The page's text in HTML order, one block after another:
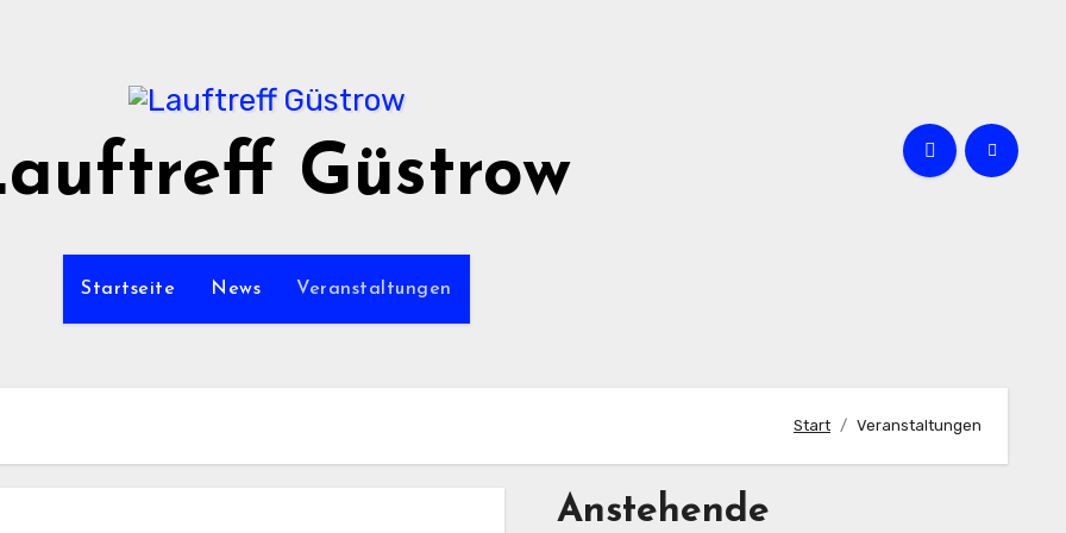
Güstrow
Startseite News Veranstaltungen
Start Veranstaltungen
Anstehende